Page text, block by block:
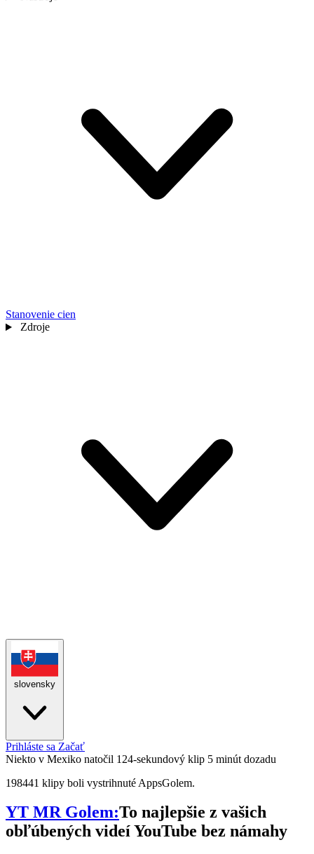
Stanovenie cien
Zdroje
slovensky
Prihláste sa Začať
Niekto v Mexiko natočil 124-sekundový klip 5 minút dozadu
198441 klipy boli vystrihnuté AppsGolem.
YT MR Golem:To najlepšie z vašich
obľúbených videí YouTube bez námahy